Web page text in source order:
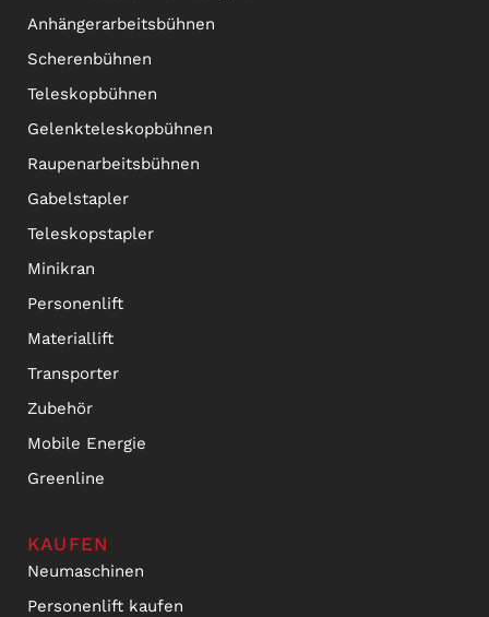
Anhängerarbeitsbühnen
Scherenbühnen
Teleskopbühnen
Gelenkteleskopbühnen
Raupenarbeitsbühnen
Gabelstapler
Teleskopstapler
Minikran
Personenlift
Materiallift
Transporter
Zubehör
Mobile Energie
Greenline
KAUFEN
Neumaschinen
Personenlift kaufen